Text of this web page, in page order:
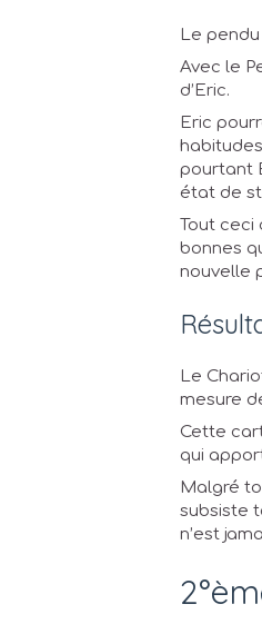
Le
Avec le
d’Eric.
Eric
pourtant
état de
Tout ceci
bonnes
nouvelle
Le
mesure
Cette
qui
Malgré
subsiste
n’est